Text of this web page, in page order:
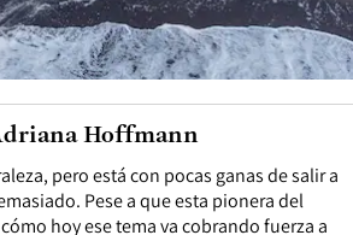
pero está con pocas ganas de salir a
Pese a que esta pionera del
hoy ese tema va cobrando fuerza a
Hoffmann